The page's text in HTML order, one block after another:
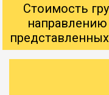
Стоимость